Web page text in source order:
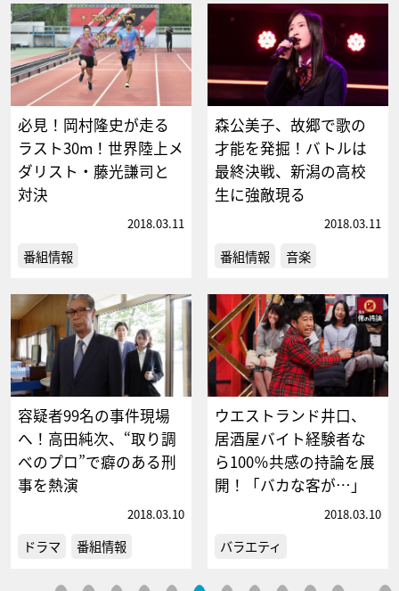
必見！岡村隆史が走る
ラスト30m！世界陸上メ
ダリスト・藤光謙司と
対決
2018.03.11
番組情報
森公美子、故郷で歌の
才能を発掘！バトルは
最終決戦、新潟の高校
生に強敵現る
2018.03.11
番組情報 音楽
容疑者99名の事件現場
へ！高田純次、“取り調
べのプロ”で癖のある刑
事を熱演
2018.03.10
ドラマ 番組情報
ウエストランド井口、
居酒屋バイト経験者な
ら100％共感の持論を展
開！「バカな客が…」
2018.03.10
バラエティ